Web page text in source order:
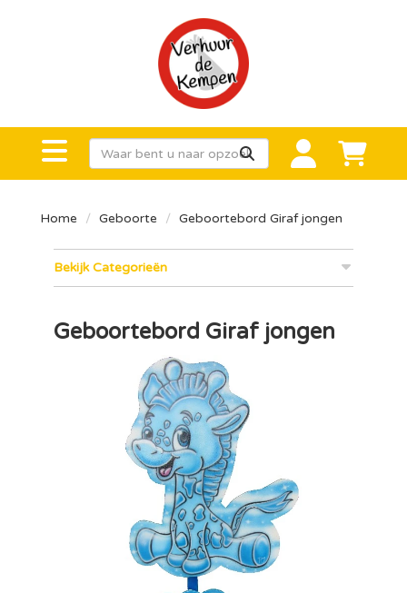
Home Geboorte Geboortebord Giraf jongen
Bekijk Categorieën
Geboortebord Giraf jongen